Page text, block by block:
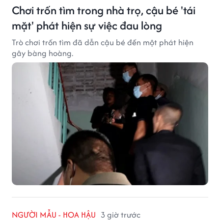
Chơi trốn tìm trong nhà trọ, cậu bé 'tái
mặt' phát hiện sự việc đau lòng
Trò chơi trốn tìm đã dẫn cậu bé đến một phát hiện
gây bàng hoàng.
NGƯỜI MẪU - HOA HẬU 3 giờ trước